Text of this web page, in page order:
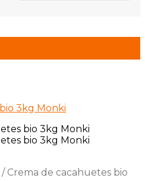
/Crema de cacahuetes bio